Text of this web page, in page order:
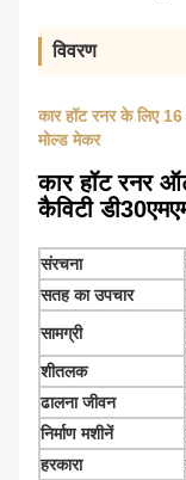
विवरण
कार हॉट रनर के लिए 16
मोल्ड मेकर
कार हॉट रनर
कैविटी
संरचना
सतह का उपचार
सामग्री
शीतलक
ढालना जीवन
निर्माण मशीनें
हरकारा